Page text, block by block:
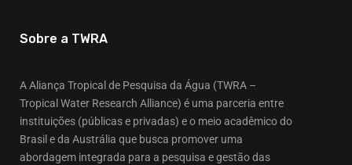
Sobre a TWRA
A Aliança Tropical de Pesquisa da Água (TWRA –
Tropical Water Research Alliance) é uma parceria entre
instituições (públicas e privadas) e o meio acadêmico do
Brasil e da Austrália que busca promover uma
abordagem integrada para a pesquisa e gestão das